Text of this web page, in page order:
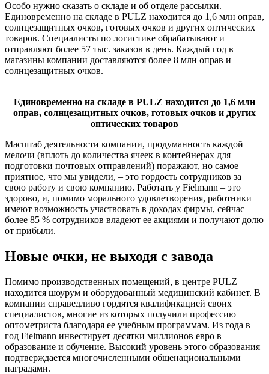
Особо нужно сказать о складе и об отделе рассылки.
Единовременно на складе в PULZ находится до 1,6 млн оправ,
солнцезащитных очков, готовых очков и других оптических
товаров. Специалисты по логистике обрабатывают и
отправляют более 57 тыс. заказов в день. Каждый год в
магазины компании доставляются более 8 млн оправ и
солнцезащитных очков.
Единовременно на складе в PULZ находится до 1,6 млн
оправ, солнцезащитных очков, готовых очков и других
оптических товаров
Масштаб деятельности компании, продуманность каждой
мелочи (вплоть до количества ячеек в контейнерах для
подготовки почтовых отправлений) поражают, но самое
приятное, что мы увидели, – это гордость сотрудников за
свою работу и свою компанию. Работать у Fielmann – это
здорово, и, помимо морального удовлетворения, работники
имеют возможность участвовать в доходах фирмы, сейчас
более 85 % сотрудников владеют ее акциями и получают долю
от прибыли.
Новые очки, не выходя с завода
Помимо производственных помещений, в центре PULZ
находится шоурум и оборудованный медицинский кабинет. В
компании справедливо гордятся квалификацией своих
специалистов, многие из которых получили профессию
оптометриста благодаря ее учебным программам. Из года в
год Fielmann инвестирует десятки миллионов евро в
образование и обучение. Высокий уровень этого образования
подтверждается многочисленными общенациональными
наградами.